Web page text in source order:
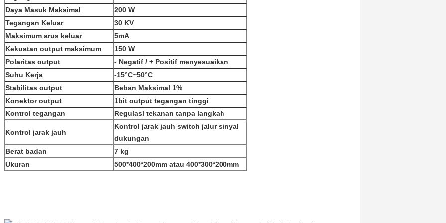
Daya Masuk Maksimal
200 W
Tegangan Keluar
30 KV
Maksimum arus keluar
5mA
Kekuatan output maksimum
150 W
Polaritas output
- Negatif / + Positif menyesuaikan
Suhu Kerja
-15°C~50°C
Stabilitas output
Beban Maksimal 1%
Konektor output
1bit output tegangan tinggi
Kontrol tegangan
Regulasi tekanan tanpa langkah
Kontrol jarak jauh
Kontrol jarak jauh switch jalur sinyal
dukungan
Berat badan
7 kg
Ukuran
500*400*200mm atau 400*300*200mm